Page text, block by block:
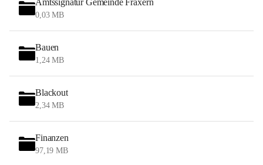
Amtssignatur Gemeinde Fraxern
0,03 MB
Bauen
1,24 MB
Blackout
2,34 MB
Finanzen
97,19 MB